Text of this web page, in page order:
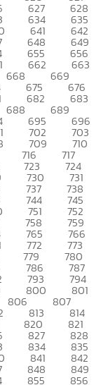
627 628
634 635
641 642
648 649
655 656
662 663
668 669
675 676
682 683
688 689
695 696
702 703
709 710
716 717
723 724
730 731
737 738
744 745
751 752
758 759
765 766
772 773
779 780
786 787
793 794
800 801
806 807
813 814
820 821
827 828
834 835
841 842
848 849
855 856